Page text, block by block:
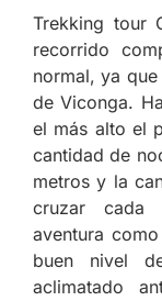
Trekking tour
recorrido
normal, ya
de Viconga.
el más alto el
cantidad de
metros y la
cruzar cada
aventura
buen nivel
aclimatado